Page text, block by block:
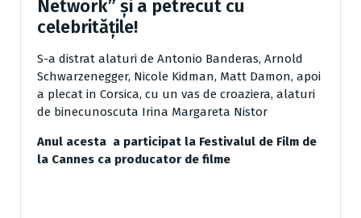
Network” și a petrecut cu
celebritățile!
S-a distrat alaturi de Antonio Banderas, Arnold
Schwarzenegger, Nicole Kidman, Matt Damon, apoi
a plecat in Corsica, cu un vas de croaziera, alaturi
de binecunoscuta Irina Margareta Nistor
Anul acesta a participat la Festivalul de Film de
la Cannes ca producator de filme